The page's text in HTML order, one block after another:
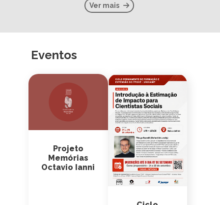
Ver mais
Eventos
Projeto
Memórias
Octavio Ianni